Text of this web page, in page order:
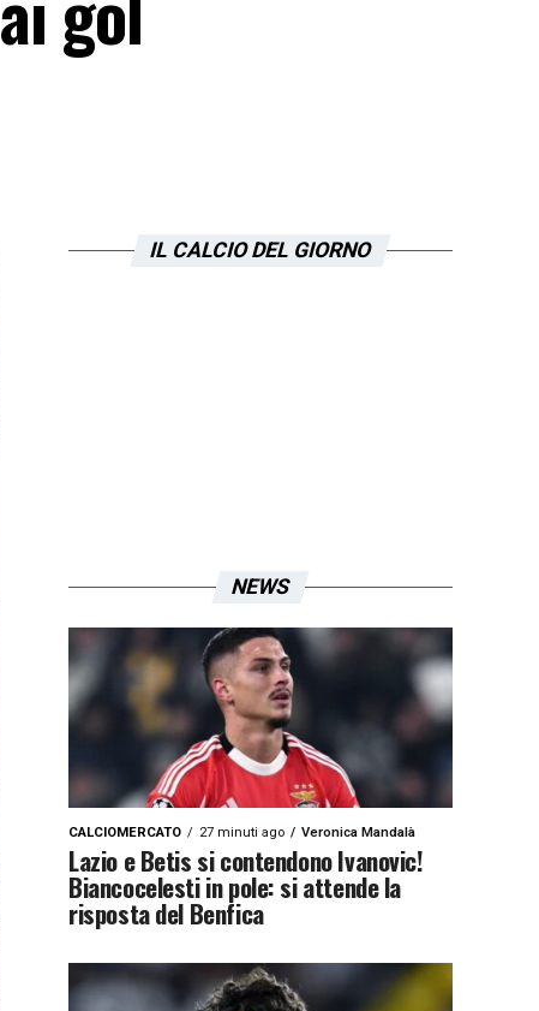
IL CALCIO DEL GIORNO
NEWS
CALCIOMERCATO 27 minuti ago Veronica Mandalà
Lazio e Betis si contendono Ivanovic!
Biancocelesti in pole: si attende la
risposta del Benfica